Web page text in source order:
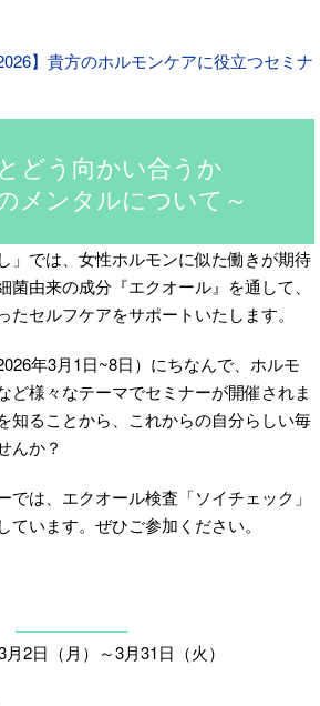
】貴方のホルモンケアに役立つセミナ
どう向かい合うか
メンタルについて～
」では、女性ホルモンに似た働きが期待
菌由来の成分『エクオール』を通して、
たセルフケアをサポートいたします。
年3月1日~8日）にちなんで、ホルモ
ど様々なテーマでセミナーが開催されま
知ることから、これからの自分らしい毎
んか？
では、エクオール検査「ソイチェック」
ています。ぜひご参加ください。
2日（月）～3月31日（火）